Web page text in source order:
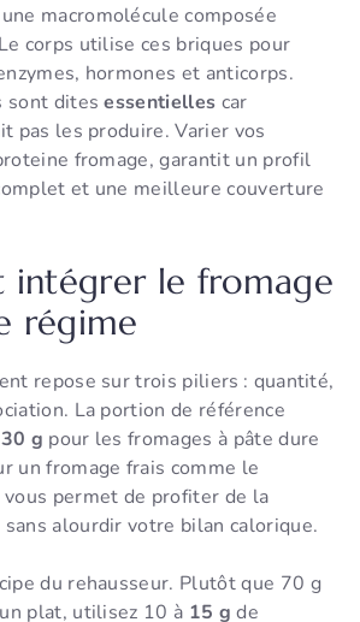
macromolécule composée
corps utilise ces briques pour
hormones et anticorps.
sont ditesessentielles car
pas les produire. Varier vos
fromage, garantit un profil
et une meilleure couverture
intégrer le fromage
régime
repose sur trois piliers : quantité,
La portion de référence
30 g pour les fromages à pâte dure
un fromage frais comme le
vous permet de profiter de la
alourdir votre bilan calorique.
du rehausseur. Plutôt que 70 g
plat, utilisez 10 à 15 g de